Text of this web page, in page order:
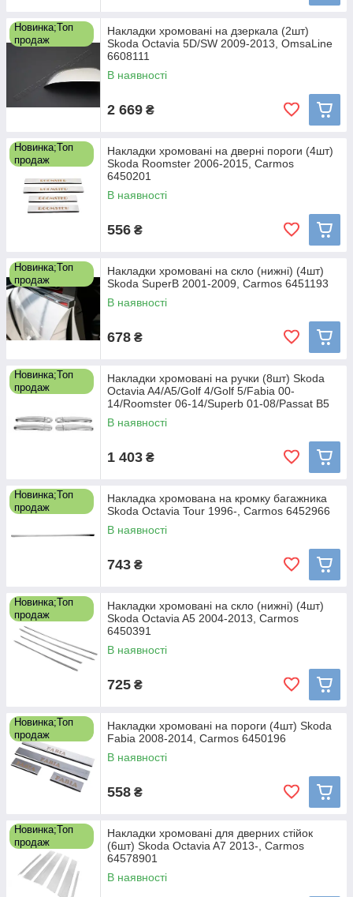
Новинка;Топ
продаж
Накладки хромовані на дзеркала (2шт)
Skoda Octavia 5D/SW 2009-2013, OmsaLine
6608111
В наявності
2 669 ₴
Новинка;Топ
продаж
Накладки хромовані на дверні пороги (4шт)
Skoda Roomster 2006-2015, Carmos
6450201
В наявності
556 ₴
Новинка;Топ
продаж
Накладки хромовані на скло (нижні) (4шт)
Skoda SuperB 2001-2009, Carmos 6451193
В наявності
678 ₴
Новинка;Топ
продаж
Накладки хромовані на ручки (8шт) Skoda
Octavia A4/A5/Golf 4/Golf 5/Fabia 00-
14/Roomster 06-14/Superb 01-08/Passat B5
1996-,
В наявності
1 403 ₴
Новинка;Топ
продаж
Накладка хромована на кромку багажника
Skoda Octavia Tour 1996-, Carmos 6452966
В наявності
743 ₴
Новинка;Топ
продаж
Накладки хромовані на скло (нижні) (4шт)
Skoda Octavia A5 2004-2013, Carmos
6450391
В наявності
725 ₴
Новинка;Топ
продаж
Накладки хромовані на пороги (4шт) Skoda
Fabia 2008-2014, Carmos 6450196
В наявності
558 ₴
Новинка;Топ
продаж
Накладки хромовані для дверних стійок
(6шт) Skoda Octavia A7 2013-, Carmos
64578901
В наявності